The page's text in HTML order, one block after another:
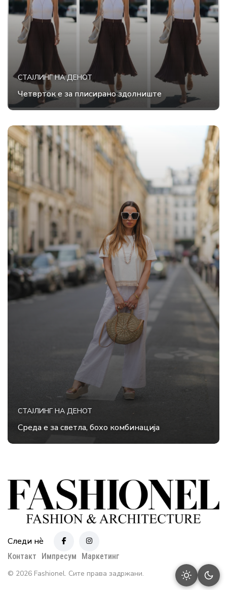
СТАЈЛИНГ НА ДЕНОТ
Четврток е за плисирано здолниште
СТАЈЛИНГ НА ДЕНОТ
Среда е за светла, бохо комбинација
Следи нè
Контакт Импресум
Маркетинг
© 2026 Fashionel. Сите права задржани.